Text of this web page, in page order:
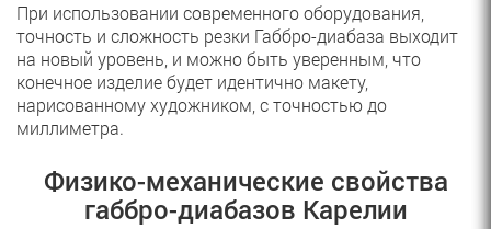
При использовании современного оборудования,
точность и сложность резки Габбро-диабаза выходит
на новый уровень, и можно быть уверенным, что
конечное изделие будет идентично макету,
нарисованному художником, с точностью до
миллиметра.
Физико-механические свойства
габбро-диабазов Карелии